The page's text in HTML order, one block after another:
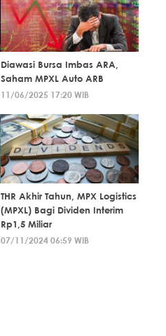
Diawasi Bursa Imbas ARA,
Saham MPXL Auto ARB
11/06/2025 17:20 WIB
THR Akhir Tahun, MPX Logistics
(MPXL) Bagi Dividen Interim
Rp1,5 Miliar
07/11/2024 06:59 WIB